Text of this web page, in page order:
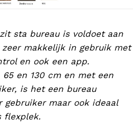
sta bureau is voldoet aan
zeer makkelijk in gebruik met
en ook een app.
65 en 130 cm en met een
is het een bureau
gebruiker maar ook ideaal
flexplek.